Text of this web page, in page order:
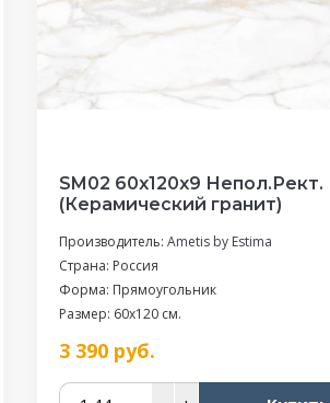
SM02 60x120x9 Непол.Рект.
(Керамический гранит)
Производитель: Ametis by Estima
Страна: Россия
Форма: Прямоугольник
Размер: 60x120 см.
3 390руб.